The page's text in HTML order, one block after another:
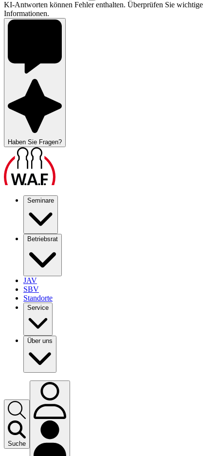
KI-Antworten können Fehler enthalten. Überprüfen Sie wichtige
Informationen.
Haben Sie Fragen?
Seminare
Betriebsrat
JAV
SBV
Standorte
Service
Über uns
Suche